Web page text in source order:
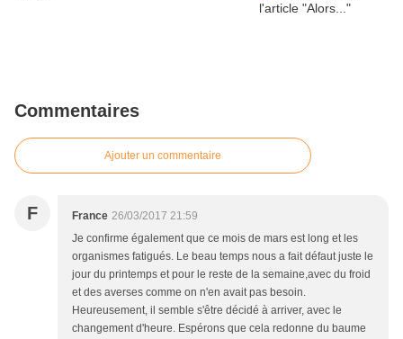
Commentaires
Ajouter un commentaire
F France 26/03/2017 21:59
Je confirme également que ce mois de mars est long et les
organismes fatigués. Le beau temps nous a fait défaut juste le
jour du printemps et pour le reste de la semaine,avec du froid
et des averses comme on n'en avait pas besoin.
Heureusement, il semble s'être décidé à arriver, avec le
changement d'heure. Espérons que cela redonne du baume